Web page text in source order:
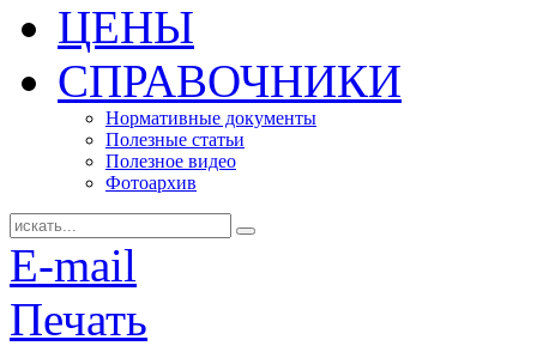
ЦЕНЫ
СПРАВОЧНИКИ
Нормативные документы
Полезные статьи
Полезное видео
Фотоархив
E-mail
Печать